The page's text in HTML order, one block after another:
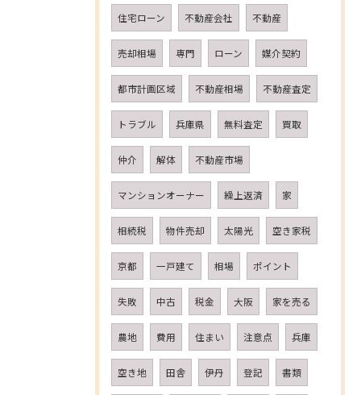
住宅ローン 不動産会社 不動産
売却相場 専門 ローン 媒介契約
都市計画区域 不動産相場 不動産査定
トラブル 兵庫県 無料査定 買取
仲介 解体 不動産市場
マンションオーナー 繰上返済 家
相続税 物件売却 太陽光 空き家税
京都 一戸建て 相場 ポイント
失敗 中古 税金 大阪 家を売る
農地 費用 住まい 注意点 兵庫
空き地 田舎 伊丹 登記 書類